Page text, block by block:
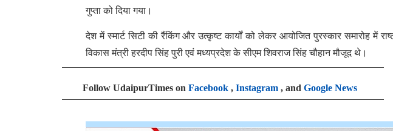
गुप्ता को दिया गया।
देश में स्मार्ट सिटी की रैंकिंग और उत्कृष्ट कार्यों को लेकर आयोजित पुरस्कार समारोह में
विकास मंत्री हरदीप सिंह पुरी एवं मध्यप्रदेश के सीएम शिवराज सिंह चौहान मौजूद थे।
Follow UdaipurTimes on Facebook , Instagram , and Google News